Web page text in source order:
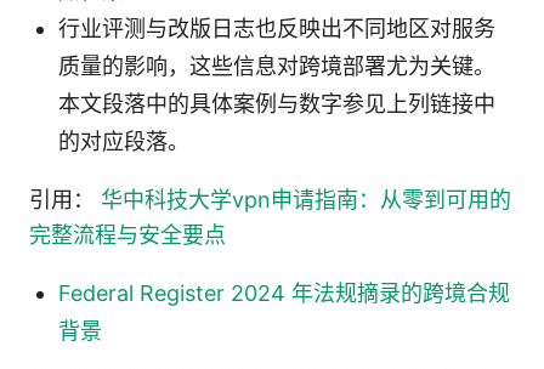
行业评测与改版日志也反映出不同地区对服务
质量的影响，这些信息对跨境部署尤为关键。
本文段落中的具体案例与数字参见上列链接中
的对应段落。
引用： 华中科技大学vpn申请指南：从零到可用的
完整流程与安全要点
Federal Register 2024 年法规摘录的跨境合规
背景